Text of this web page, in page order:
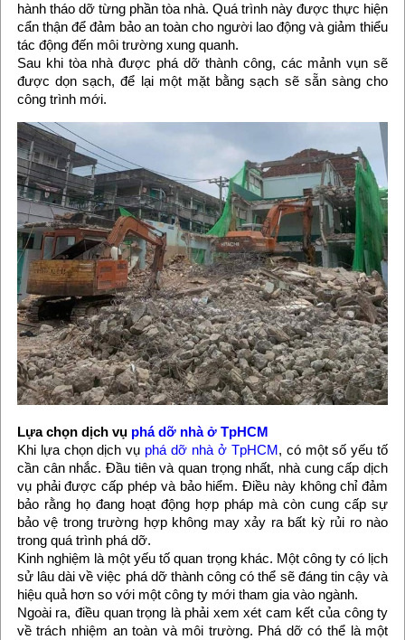
hành tháo dỡ từng phần tòa nhà. Quá trình này được thực hiện
cẩn thận để đảm bảo an toàn cho người lao động và giảm thiểu
tác động đến môi trường xung quanh.
Sau khi tòa nhà được phá dỡ thành công, các mảnh vụn sẽ
được dọn sạch, để lại một mặt bằng sạch sẽ sẵn sàng cho
công trình mới.
Lựa chọn dịch vụ phá dỡ nhà ở TpHCM
Khi lựa chọn dịch vụ phá dỡ nhà ở TpHCM , có một số yếu tố
cần cân nhắc. Đầu tiên và quan trọng nhất, nhà cung cấp dịch
vụ phải được cấp phép và bảo hiểm. Điều này không chỉ đảm
bảo rằng họ đang hoạt động hợp pháp mà còn cung cấp sự
bảo vệ trong trường hợp không may xảy ra bất kỳ rủi ro nào
trong quá trình phá dỡ.
Kinh nghiệm là một yếu tố quan trọng khác. Một công ty có lịch
sử lâu dài về việc phá dỡ thành công có thể sẽ đáng tin cậy và
hiệu quả hơn so với một công ty mới tham gia vào ngành.
Ngoài ra, điều quan trọng là phải xem xét cam kết của công ty
về trách nhiệm an toàn và môi trường. Phá dỡ có thể là một